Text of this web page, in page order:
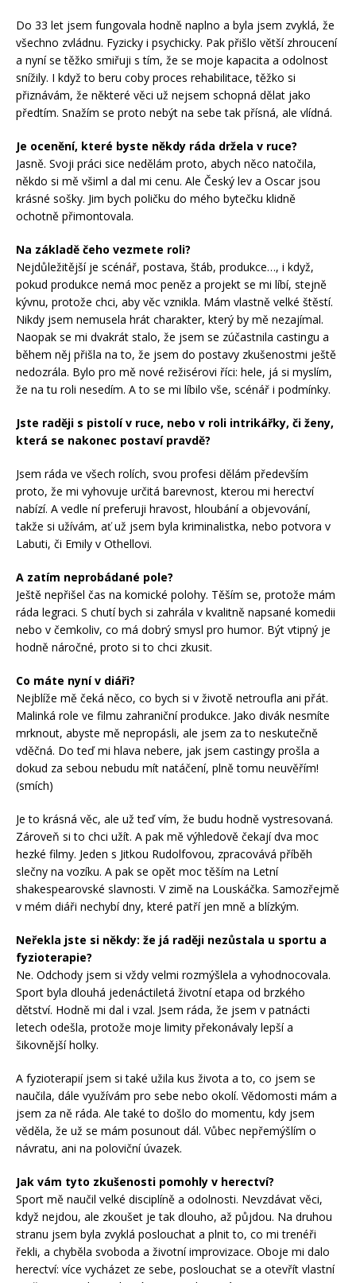
Do 33 let jsem fungovala hodně naplno a byla jsem zvyklá, že
všechno zvládnu. Fyzicky i psychicky. Pak přišlo větší zhroucení
a nyní se těžko smiřuji s tím, že se moje kapacita a odolnost
snížily. I když to beru coby proces rehabilitace, těžko si
přiznávám, že některé věci už nejsem schopná dělat jako
předtím. Snažím se proto nebýt na sebe tak přísná, ale vlídná.
Je ocenění, které byste někdy ráda držela v ruce?
Jasně. Svoji práci sice nedělám proto, abych něco natočila,
někdo si mě všiml a dal mi cenu. Ale Český lev a Oscar jsou
krásné sošky. Jim bych poličku do mého bytečku klidně
ochotně přimontovala.
Na základě čeho vezmete roli?
Nejdůležitější je scénář, postava, štáb, produkce…, i když,
pokud produkce nemá moc peněz a projekt se mi líbí, stejně
kývnu, protože chci, aby věc vznikla. Mám vlastně velké štěstí.
Nikdy jsem nemusela hrát charakter, který by mě nezajímal.
Naopak se mi dvakrát stalo, že jsem se zúčastnila castingu a
během něj přišla na to, že jsem do postavy zkušenostmi ještě
nedozrála. Bylo pro mě nové režisérovi říci: hele, já si myslím,
že na tu roli nesedím. A to se mi líbilo vše, scénář i podmínky.
Jste raději s pistolí v ruce, nebo v roli intrikářky, či ženy,
která se nakonec postaví pravdě?
Jsem ráda ve všech rolích, svou profesi dělám především
proto, že mi vyhovuje určitá barevnost, kterou mi herectví
nabízí. A vedle ní preferuji hravost, hloubání a objevování,
takže si užívám, ať už jsem byla kriminalistka, nebo potvora v
Labuti, či Emily v Othellovi.
A zatím neprobádané pole?
Ještě nepřišel čas na komické polohy. Těším se, protože mám
ráda legraci. S chutí bych si zahrála v kvalitně napsané komedii
nebo v čemkoliv, co má dobrý smysl pro humor. Být vtipný je
hodně náročné, proto si to chci zkusit.
Co máte nyní v diáři?
Nejblíže mě čeká něco, co bych si v životě netroufla ani přát.
Malinká role ve filmu zahraniční produkce. Jako divák nesmíte
mrknout, abyste mě nepropásli, ale jsem za to neskutečně
vděčná. Do teď mi hlava nebere, jak jsem castingy prošla a
dokud za sebou nebudu mít natáčení, plně tomu neuvěřím!
(smích)
Je to krásná věc, ale už teď vím, že budu hodně vystresovaná.
Zároveň si to chci užít. A pak mě výhledově čekají dva moc
hezké filmy. Jeden s Jitkou Rudolfovou, zpracovává příběh
slečny na vozíku. A pak se opět moc těším na Letní
shakespearovské slavnosti. V zimě na Louskáčka. Samozřejmě
v mém diáři nechybí dny, které patří jen mně a blízkým.
Neřekla jste si někdy: že já raději nezůstala u sportu a
fyzioterapie?
Ne. Odchody jsem si vždy velmi rozmýšlela a vyhodnocovala.
Sport byla dlouhá jedenáctiletá životní etapa od brzkého
dětství. Hodně mi dal i vzal. Jsem ráda, že jsem v patnácti
letech odešla, protože moje limity překonávaly lepší a
šikovnější holky.
A fyzioterapií jsem si také užila kus života a to, co jsem se
naučila, dále využívám pro sebe nebo okolí. Vědomosti mám a
jsem za ně ráda. Ale také to došlo do momentu, kdy jsem
věděla, že už se mám posunout dál. Vůbec nepřemýšlím o
návratu, ani na poloviční úvazek.
Jak vám tyto zkušenosti pomohly v herectví?
Sport mě naučil velké disciplíně a odolnosti. Nevzdávat věci,
když nejdou, ale zkoušet je tak dlouho, až půjdou. Na druhou
stranu jsem byla zvyklá poslouchat a plnit to, co mi trenéři
řekli, a chyběla svoboda a životní improvizace. Oboje mi dalo
herectví: více vycházet ze sebe, poslouchat se a otevřít vlastní